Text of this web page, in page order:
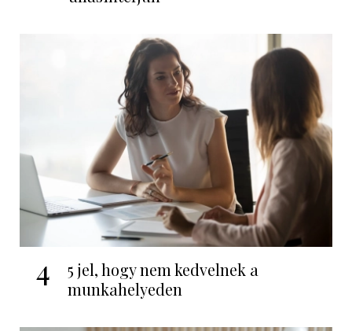
4
5 jel, hogy nem kedvelnek a
munkahelyeden